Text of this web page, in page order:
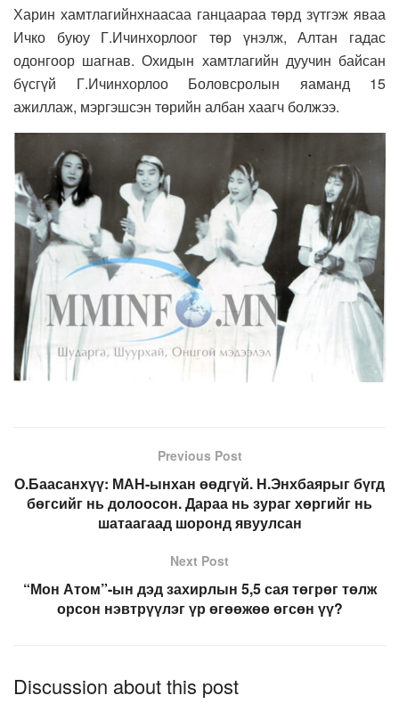
Харин хамтлагийнхнаасаа ганцаараа төрд зүтгэж яваа
Ичко буюу Г.Ичинхорлоог төр үнэлж, Алтан гадас
одонгоор шагнав. Охидын хамтлагийн дуучин байсан
бүсгүй Г.Ичинхорлоо Боловсролын яаманд 15
ажиллаж, мэргэшсэн төрийн албан хаагч болжээ.
Previous Post
О.Баасанхүү: МАН-ынхан өөдгүй. Н.Энхбаярыг бүгд
бөгсийг нь долоосон. Дараа нь зураг хөргийг нь
шатаагаад шоронд явуулсан
Next Post
“Мон Атом”-ын дэд захирлын 5,5 сая төгрөг төлж
орсон нэвтрүүлэг үр өгөөжөө өгсөн үү?
Discussion about this post